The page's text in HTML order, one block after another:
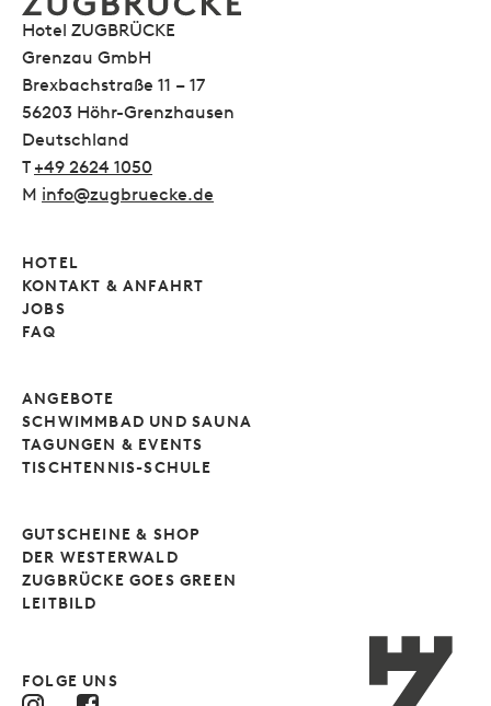
Hotel ZUGBRÜCKE
Grenzau GmbH
Brexbachstraße 11 – 17
56203 Höhr-Grenzhausen
Deutschland
T +49 2624 1050
M info@zugbruecke.de
HOTEL
KONTAKT & ANFAHRT
JOBS
FAQ
ANGEBOTE
SCHWIMMBAD UND SAUNA
TAGUNGEN & EVENTS
TISCHTENNIS-SCHULE
GUTSCHEINE & SHOP
DER WESTERWALD
ZUGBRÜCKE GOES GREEN
LEITBILD
FOLGE UNS